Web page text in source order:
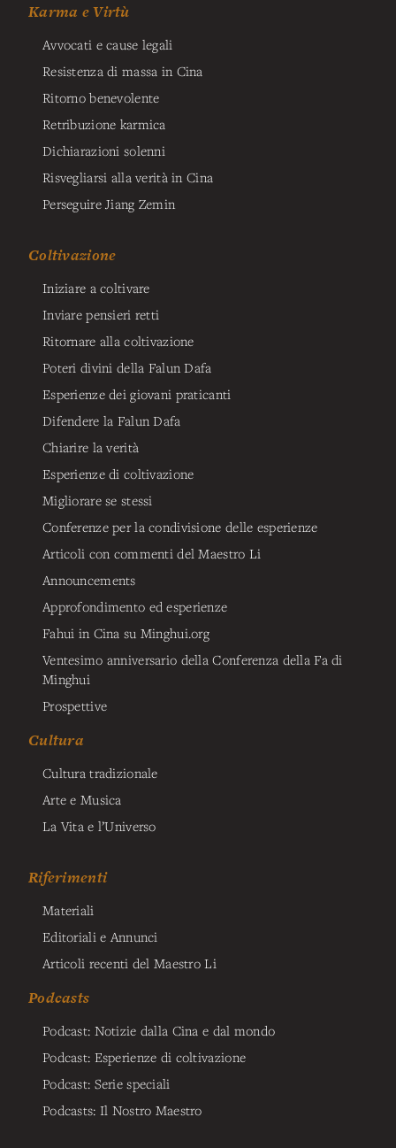
Karma e Virtù
Avvocati e cause legali
Resistenza di massa in Cina
Ritorno benevolente
Retribuzione karmica
Dichiarazioni solenni
Risvegliarsi alla verità in Cina
Perseguire Jiang Zemin
Coltivazione
Iniziare a coltivare
Inviare pensieri retti
Ritornare alla coltivazione
Poteri divini della Falun Dafa
Esperienze dei giovani praticanti
Difendere la Falun Dafa
Chiarire la verità
Esperienze di coltivazione
Migliorare se stessi
Conferenze per la condivisione delle esperienze
Articoli con commenti del Maestro Li
Announcements
Approfondimento ed esperienze
Fahui in Cina su Minghui.org
Ventesimo anniversario della Conferenza della Fa di
Minghui
Prospettive
Cultura
Cultura tradizionale
Arte e Musica
La Vita e l’Universo
Riferimenti
Materiali
Editoriali e Annunci
Articoli recenti del Maestro Li
Podcasts
Podcast: Notizie dalla Cina e dal mondo
Podcast: Esperienze di coltivazione
Podcast: Serie speciali
Podcasts: Il Nostro Maestro